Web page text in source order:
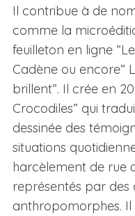
Il contribue à de
comme la
feuilleton en ligne
Cadène ou encore”
brillent”. Il crée en
Crocodiles” qui
dessinée des
situations
harcèlement de rue
représentés par des
anthropomorphes. Il